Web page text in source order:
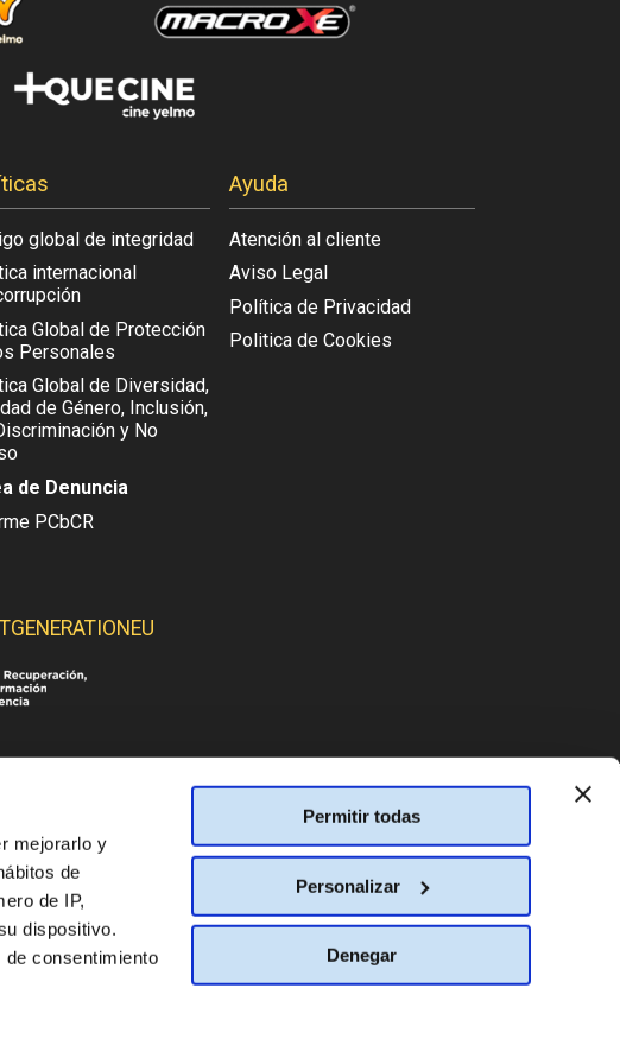
mejorarlo y
de
de IP,
dispositivo.
consentimiento
Permitir todas
Personalizar
Denegar
global de integridad
internacional
Global de Protección
Personales
Global de Diversidad,
de Género, Inclusión,
y No
de Denuncia
PCbCR
Ayuda
Atención al cliente
Aviso Legal
Política de Privacidad
Politica de Cookies